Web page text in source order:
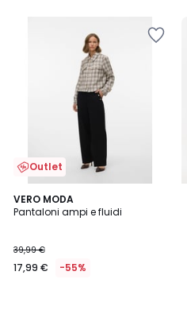
Outlet
VERO MODA
Pantaloni ampi e fluidi
39,99 €
17,99 € -55%